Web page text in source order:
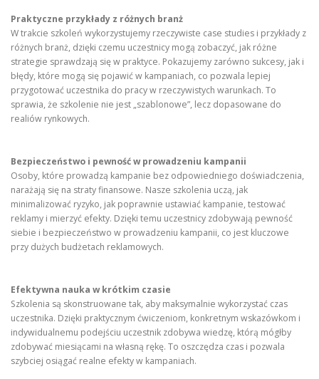
Praktyczne przykłady z różnych branż
W trakcie szkoleń wykorzystujemy rzeczywiste case studies i przykłady z
różnych branż, dzięki czemu uczestnicy mogą zobaczyć, jak różne
strategie sprawdzają się w praktyce. Pokazujemy zarówno sukcesy, jak i
błędy, które mogą się pojawić w kampaniach, co pozwala lepiej
przygotować uczestnika do pracy w rzeczywistych warunkach. To
sprawia, że szkolenie nie jest „szablonowe”, lecz dopasowane do
realiów rynkowych.
Bezpieczeństwo i pewność w prowadzeniu kampanii
Osoby, które prowadzą kampanie bez odpowiedniego doświadczenia,
narażają się na straty finansowe. Nasze szkolenia uczą, jak
minimalizować ryzyko, jak poprawnie ustawiać kampanie, testować
reklamy i mierzyć efekty. Dzięki temu uczestnicy zdobywają pewność
siebie i bezpieczeństwo w prowadzeniu kampanii, co jest kluczowe
przy dużych budżetach reklamowych.
Efektywna nauka w krótkim czasie
Szkolenia są skonstruowane tak, aby maksymalnie wykorzystać czas
uczestnika. Dzięki praktycznym ćwiczeniom, konkretnym wskazówkom i
indywidualnemu podejściu uczestnik zdobywa wiedzę, którą mógłby
zdobywać miesiącami na własną rękę. To oszczędza czas i pozwala
szybciej osiągać realne efekty w kampaniach.